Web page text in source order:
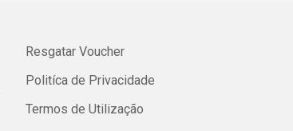
Resgatar Voucher
Politíca de Privacidade
Termos de Utilização